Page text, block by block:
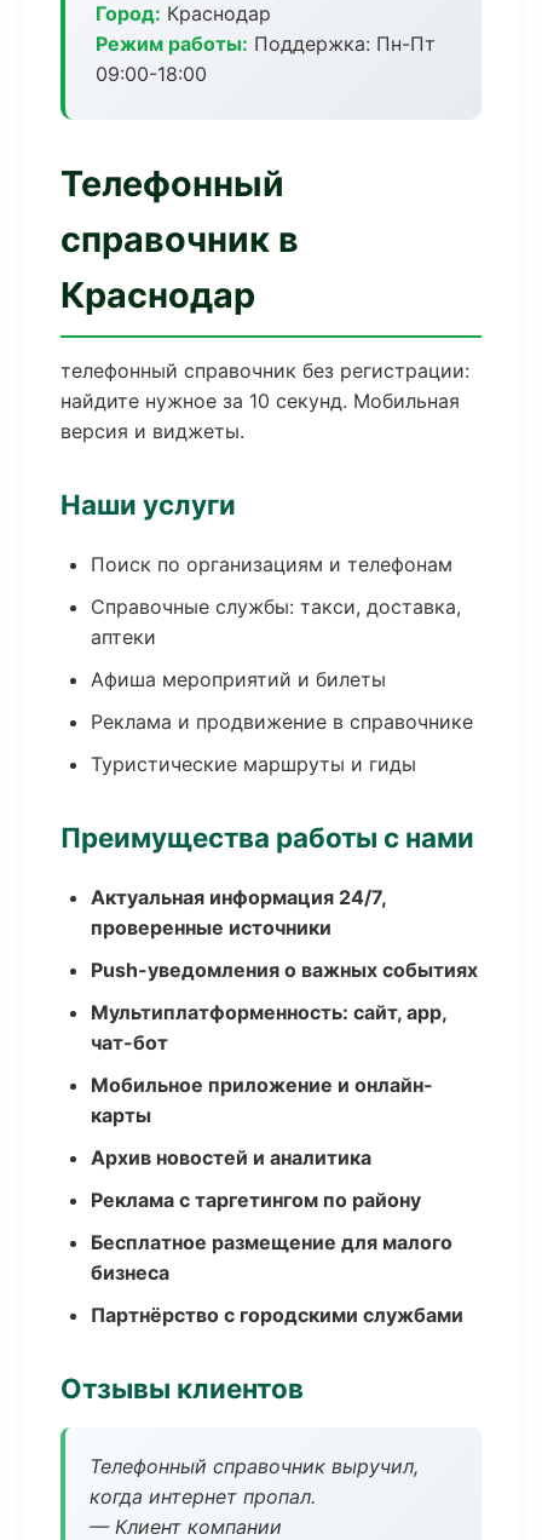
Город: Краснодар
Режим работы: Поддержка: Пн-Пт
09:00-18:00
Телефонный
справочник в
Краснодар
телефонный справочник без регистрации:
найдите нужное за 10 секунд. Мобильная
версия и виджеты.
Наши услуги
Поиск по организациям и телефонам
Справочные службы: такси, доставка,
аптеки
Афиша мероприятий и билеты
Реклама и продвижение в справочнике
Туристические маршруты и гиды
Преимущества работы с нами
Актуальная информация 24/7,
проверенные источники
Push-уведомления о важных событиях
Мультиплатформенность: сайт, app,
чат-бот
Мобильное приложение и онлайн-
карты
Архив новостей и аналитика
Реклама с таргетингом по району
Бесплатное размещение для малого
бизнеса
Партнёрство с городскими службами
Отзывы клиентов
Телефонный справочник выручил,
когда интернет пропал.
— Клиент компании